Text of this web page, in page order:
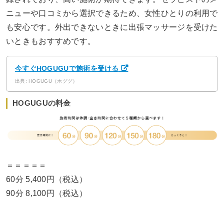
ニューや口コミから選択できるため、女性ひとりの利用で
も安心です。外出できないときに出張マッサージを受けた
いときもおすすめです。
今すぐHOGUGUで施術を受ける
出典: HOGUGU（ホググ）
HOGUGUの料金
＝＝＝＝＝
60分 5,400円（税込）
90分 8,100円（税込）